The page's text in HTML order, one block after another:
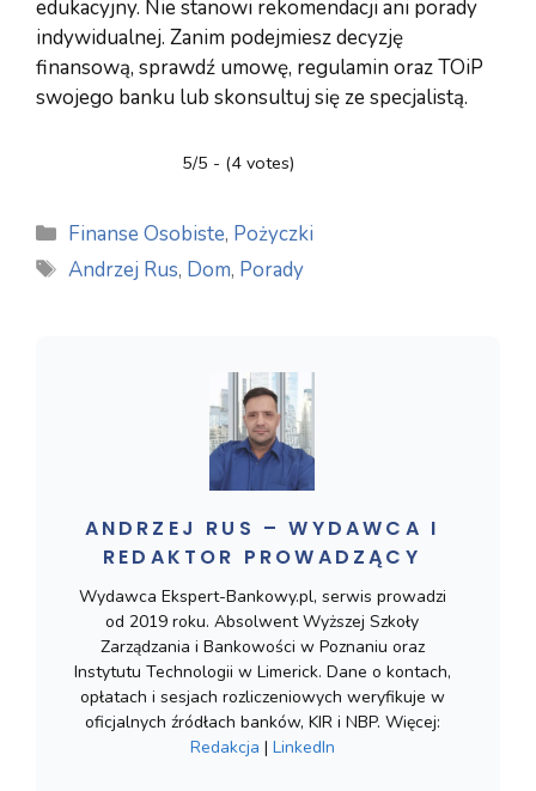
edukacyjny. Nie stanowi rekomendacji ani porady
indywidualnej. Zanim podejmiesz decyzję
finansową, sprawdź umowę, regulamin oraz TOiP
swojego banku lub skonsultuj się ze specjalistą.
5/5 - (4 votes)
Kategorie
Finanse Osobiste, Pożyczki
Tagi
Andrzej Rus, Dom, Porady
ANDRZEJ RUS – WYDAWCA I
REDAKTOR PROWADZĄCY
Wydawca Ekspert-Bankowy.pl, serwis prowadzi
od 2019 roku. Absolwent Wyższej Szkoły
Zarządzania i Bankowości w Poznaniu oraz
Instytutu Technologii w Limerick. Dane o kontach,
opłatach i sesjach rozliczeniowych weryfikuje w
oficjalnych źródłach banków, KIR i NBP. Więcej:
Redakcja | LinkedIn